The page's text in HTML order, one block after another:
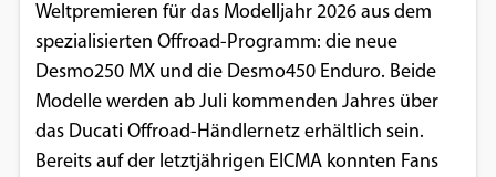
Weltpremieren für das Modelljahr 2026 aus dem
spezialisierten Offroad-Programm: die neue
Desmo250 MX und die Desmo450 Enduro. Beide
Modelle werden ab Juli kommenden Jahres über
das Ducati Offroad-Händlernetz erhältlich sein.
Bereits auf der letztjährigen EICMA konnten Fans